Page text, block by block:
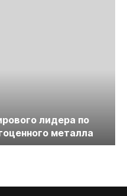
лидера по
металла